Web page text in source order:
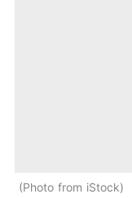
Photo from iStock